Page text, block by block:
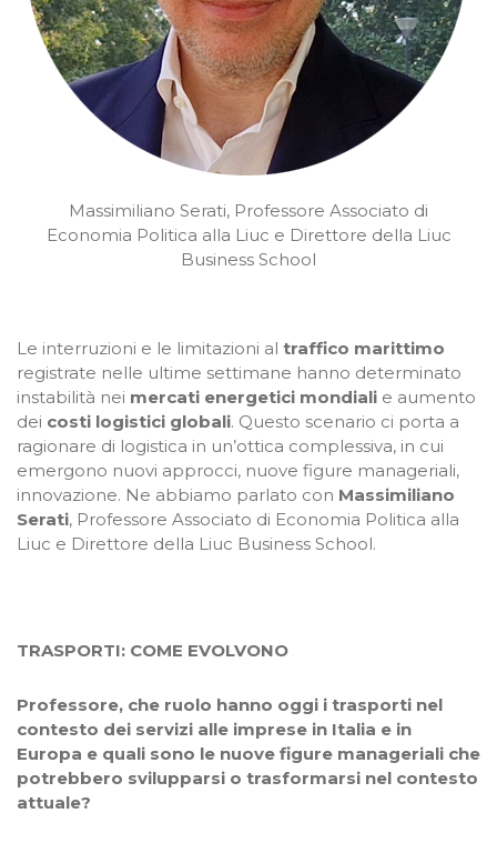
Massimiliano Serati, Professore Associato di
Economia Politica alla Liuc e Direttore della Liuc
Business School
Le interruzioni e le limitazioni al traffico marittimo
registrate nelle ultime settimane hanno determinato
instabilità nei mercati energetici mondiali e aumento
dei costi logistici globali. Questo scenario ci porta a
ragionare di logistica in un’ottica complessiva, in cui
emergono nuovi approcci, nuove figure manageriali,
innovazione. Ne abbiamo parlato con Massimiliano
Serati, Professore Associato di Economia Politica alla
Liuc e Direttore della Liuc Business School.
TRASPORTI: COME EVOLVONO
Professore, che ruolo hanno oggi i trasporti nel
contesto dei servizi alle imprese in Italia e in
Europa e quali sono le nuove figure manageriali che
potrebbero svilupparsi o trasformarsi nel contesto
attuale?